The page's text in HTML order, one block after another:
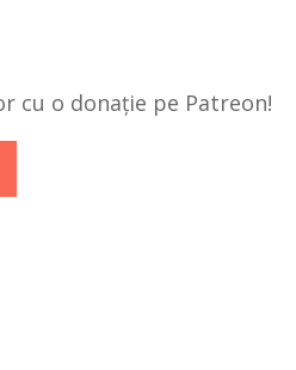
cu o donație pe Patreon!